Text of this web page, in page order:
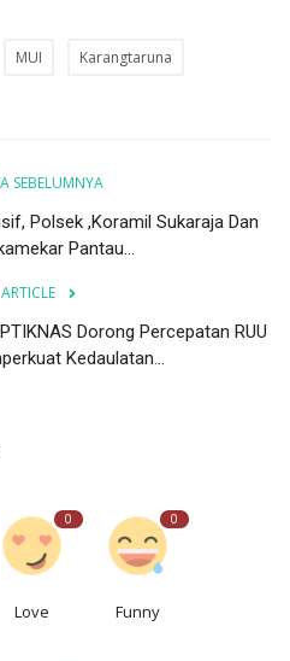
MUI Karangtaruna
SEBELUMNYA
Polsek ,Koramil Sukaraja Dan
Pantau...
Dorong Percepatan RUU
Kedaulatan...
0
Love
0
Funny